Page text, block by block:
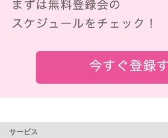
サービス